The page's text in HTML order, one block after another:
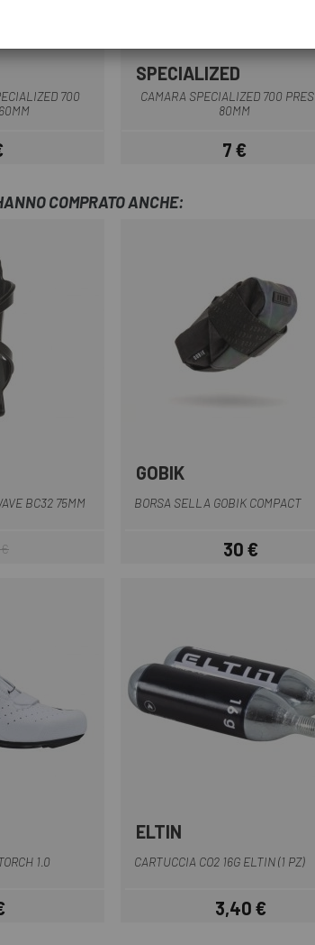
700
SPECIALIZED
CAMARA SPECIALIZED 700
80MM
Prezzo
7 €
COMPRATO ANCHE:
BC32 75MM
base
GOBIK
BORSA SELLA GOBIK COMPACT
Prezzo
30 €
1.0
ELTIN
CARTUCCIA CO2 16G ELTIN (1 PZ)
Prezzo
3,40 €